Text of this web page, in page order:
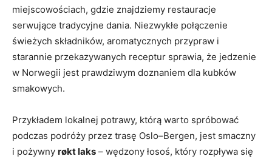
miejscowościach, gdzie znajdziemy⁣ restauracje
serwujące tradycyjne ⁢dania. Niezwykłe​ połączenie
świeżych składników,⁣ aromatycznych przypraw i
starannie przekazywanych receptur sprawia, że jedzenie
w ⁣Norwegii jest prawdziwym doznaniem ⁣dla kubków
smakowych.
Przykładem lokalnej potrawy, którą‍ warto spróbować
podczas podróży przez ​trasę ​Oslo–Bergen,⁢ jest ⁢smaczny
i‌ pożywny røkt laks – wędzony łosoś, który rozpływa ‌się⁤